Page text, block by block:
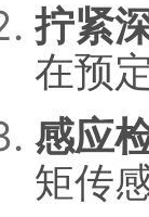
拧紧
在预
感应
矩传